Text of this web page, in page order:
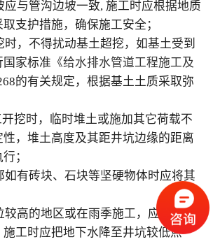
与管沟边坡一致, 施工时应根据地质
支护措施，确保施工安全；
，不得扰动基土超挖，如基土受到
家标准 《给水排水管道工程施工及
的有关规定，根据基土土质采取弥
时，临时堆土或施加其它荷载不
，堆土高度及其距井坑边缘的距离
；
有砖块、石块等坚硬物体时应将其
高的地区或在雨季施工，应有排水
施工时应把地下水降至井坑较低点